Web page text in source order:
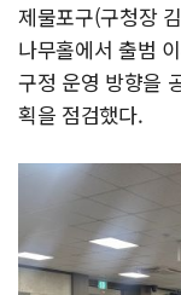
제물포구(구청장
나무홀에서 출범
구정 운영 방향을
획을 점검했다.